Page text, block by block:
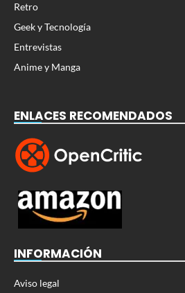
Retro
Geek y Tecnología
Entrevistas
Anime y Manga
ENLACES RECOMENDADOS
INFORMACIÓN
Aviso legal